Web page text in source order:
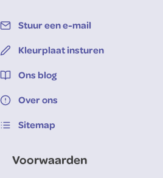
Stuur een e-mail
Kleurplaat insturen
Ons blog
Over ons
Sitemap
Voorwaarden